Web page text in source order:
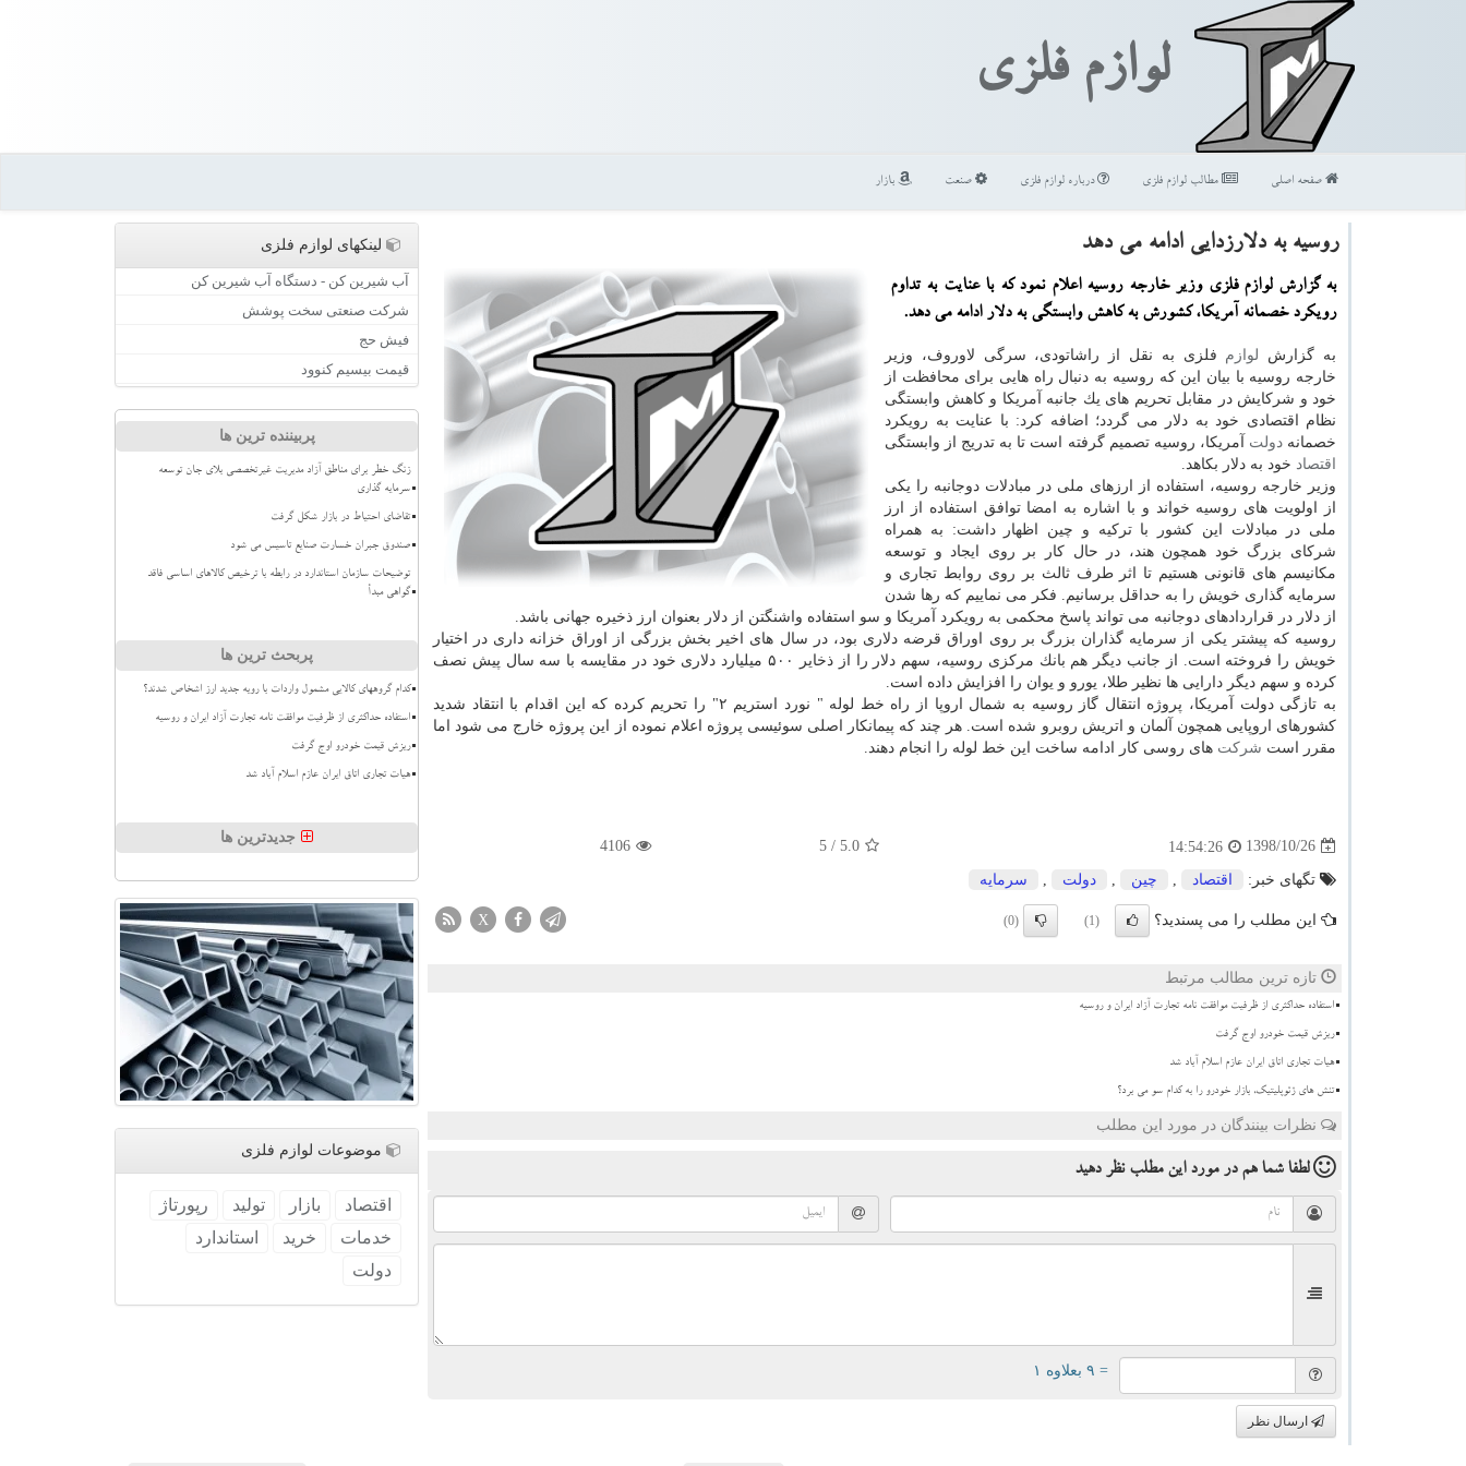
لوازم فلزی
صفحه اصلی مطالب لوازم فلزی درباره لوازم فلزی صنعت بازار
روسیه به دلارزدایی ادامه می دهد
به گزارش لوازم فلزی وزیر خارجه روسیه اعلام نمود كه با عنایت به تداوم
رویكرد خصمانه آمریكا، كشورش به كاهش وابستگی به دلار ادامه می دهد.
به گزارش لوازم فلزی به نقل از راشاتودی، سرگی لاوروف، وزیر
خارجه روسیه با بیان این كه روسیه به دنبال راه هایی برای محافظت از
خود و شركایش در مقابل تحریم های یك جانبه آمریكا و كاهش وابستگی
نظام اقتصادی خود به دلار می گردد؛ اضافه كرد: با عنایت به رویكرد
خصمانهدولت آمریكا، روسیه تصمیم گرفته است تا به تدریج از وابستگی
اقتصاد خود به دلار بكاهد.
وزیر خارجه روسیه، استفاده از ارزهای ملی در مبادلات دوجانبه را یكی
از اولویت های روسیه خواند و با اشاره به امضا توافق استفاده از ارز
ملی در مبادلات این كشور با تركیه و چین اظهار داشت: به همراه
شركای بزرگ خود همچون هند، در حال كار بر روی ایجاد و توسعه
مكانیسم های قانونی هستیم تا اثر طرف ثالث بر روی روابط تجاری و
سرمایه گذاری خویش را به حداقل برسانیم. فكر می نماییم كه رها شدن
از دلار در قراردادهای دوجانبه می تواند پاسخ محكمی به رویكرد آمریكا و سو استفاده واشنگتن از دلار بعنوان ارز ذخیره جهانی باشد.
روسیه كه پیشتر یكی از سرمایه گذاران بزرگ بر روی اوراق قرضه دلاری بود، در سال های اخیر بخش بزرگی از اوراق خزانه داری در اختیار
خویش را فروخته است. از جانب دیگر هم بانك مركزی روسیه، سهم دلار را از ذخایر ۵۰۰ میلیارد دلاری خود در مقایسه با سه سال پیش نصف
كرده و سهم دیگر دارایی ها نظیر طلا، یورو و یوان را افزایش داده است.
به تازگی دولت آمریكا، پروژه انتقال گاز روسیه به شمال اروپا از راه خط لوله " نورد استریم ۲" را تحریم كرده كه این اقدام با انتقاد شدید
كشورهای اروپایی همچون آلمان و اتریش روبرو شده است. هر چند كه پیمانكار اصلی سوئیسی پروژه اعلام نموده از این پروژه خارج می شود اما
مقرر است شركت های روسی كار ادامه ساخت این خط لوله را انجام دهند.
1398/10/26
14:54:26
5.0
/ 5
4106
تگهای خبر: اقتصاد چین دولت سرمایه
این مطلب را می پسندید؟ (1)
(0)
X
تازه ترین مطالب مرتبط
استفاده حداکثری از ظرفیت موافقت نامه تجارت آزاد ایران و روسیه
ریزش قیمت خودرو اوج گرفت
هیات تجاری اتاق ایران عازم اسلام آباد شد
تنش های ژئوپلیتیک، بازار خودرو را به کدام سو می برد؟
نظرات بینندگان در مورد این مطلب
لطفا شما همدر مورد این مطلب نظر دهید
= ۹ بعلاوه ۱
ارسال نظر
لینکهای لوازم فلزی
آب شیرین کن - دستگاه آب شیرین کن
شرکت صنعتی سخت پوشش
فیش حج
قیمت بیسیم کنوود
پربیننده ترین ها
زنگ خطر برای مناطق آزاد مدیریت غیرتخصصی بلای جان توسعه
سرمایه گذاری
تقاضای احتیاط در بازار شکل گرفت
صندوق جبران خسارت صنایع تاسیس می شود
توضیحات سازمان استاندارد در رابطه با ترخیص کالاهای اساسی فاقد
گواهی مبدأ
پربحث ترین ها
کدام گروههای کالایی مشمول واردات با رویه جدید ارز اشخاص شدند؟
استفاده حداکثری از ظرفیت موافقت نامه تجارت آزاد ایران و روسیه
ریزش قیمت خودرو اوج گرفت
هیات تجاری اتاق ایران عازم اسلام آباد شد
جدیدترین ها
موضوعات لوازم فلزی
اقتصاد بازار تولید
رپورتاژ
خدمات
خرید
استاندارد
دولت